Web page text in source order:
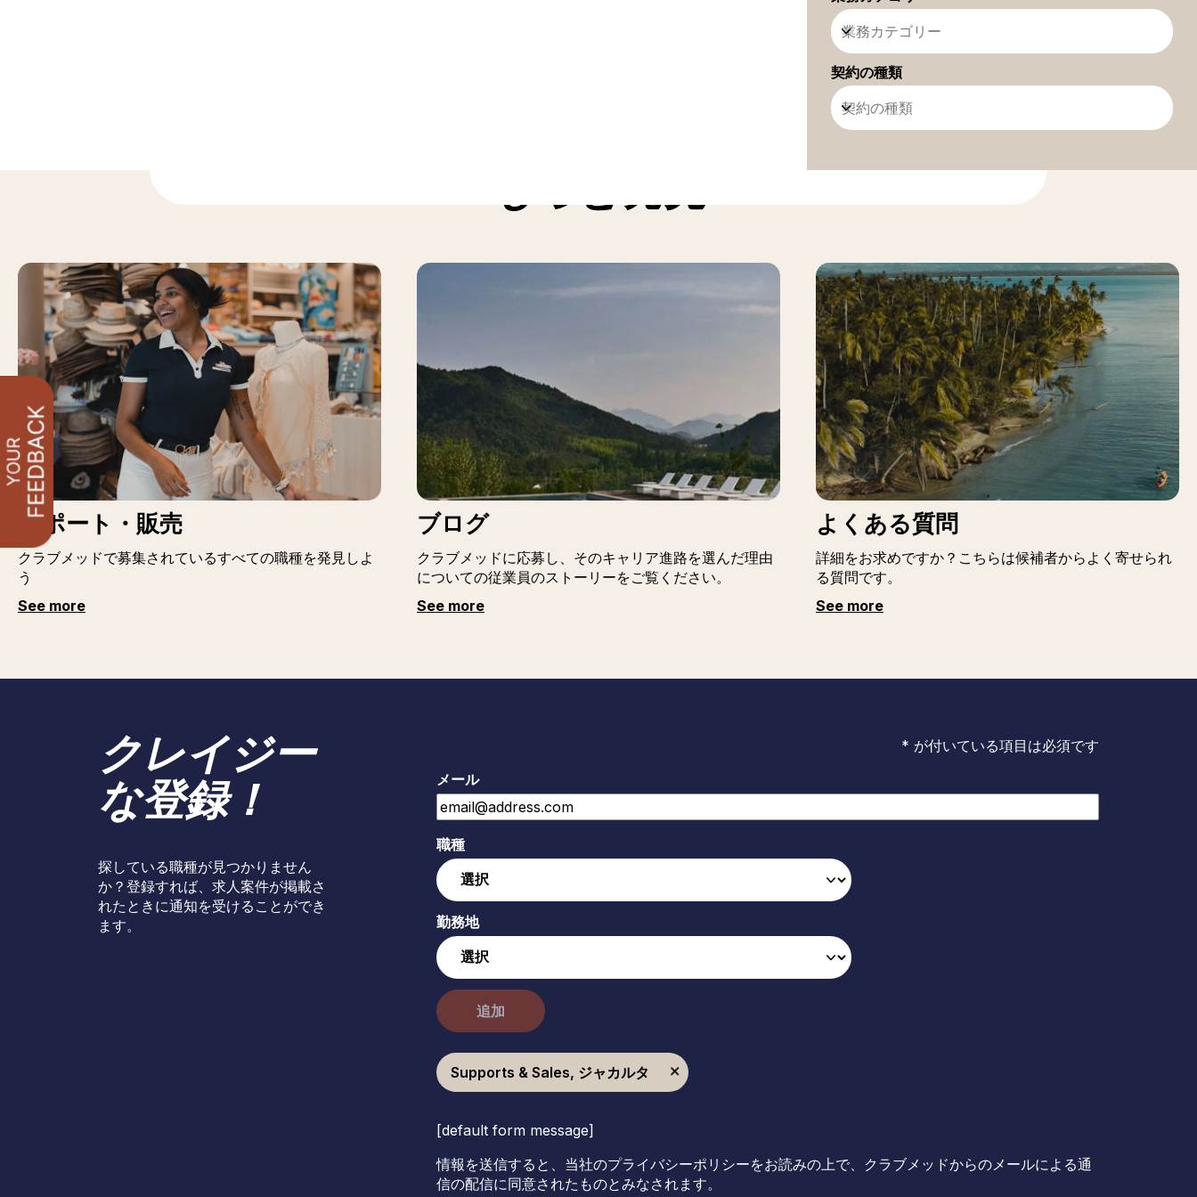
業務カテゴリー
契約の種類
契約の種類
もっと発見
サポート・販売
クラブメッドで募集されているすべての職種を発見しよ
う
See more
ブログ
クラブメッドに応募し、そのキャリア進路を選んだ理由
についての従業員のストーリーをご覧ください。
See more
よくある質問
詳細をお求めですか？こちらは候補者からよく寄せられ
る質問です。
See more
クレイジー
な登録！
探している職種が見つかりません
か？登録すれば、求人案件が掲載さ
れたときに通知を受けることができ
ます。
* が付いている項目は必須です
メール
職種
勤務地
追加
Supports & Sales, ジャカルタ
[default form message]
情報を送信すると、当社のプライバシーポリシーをお読みの上で、クラブメッドからのメールによる通
信の配信に同意されたものとみなされます。